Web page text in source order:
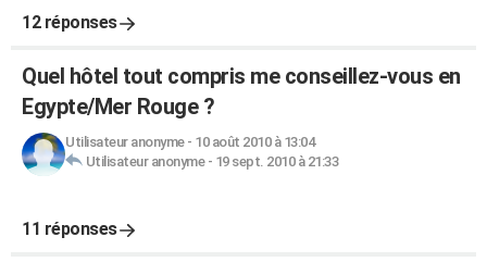
12 réponses
Quel hôtel tout compris me conseillez-vous en
Egypte/Mer Rouge ?
Utilisateur anonyme- 10 août 2010 à 13:04
Utilisateur anonyme- 19 sept. 2010 à 21:33
11 réponses